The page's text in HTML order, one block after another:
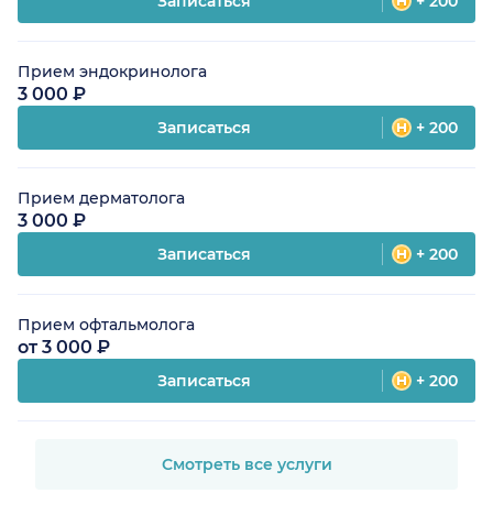
Прием эндокринолога
3 000 ₽
Записаться + 200
Прием дерматолога
3 000 ₽
Записаться + 200
Прием офтальмолога
от 3 000 ₽
Записаться + 200
Смотреть все услуги